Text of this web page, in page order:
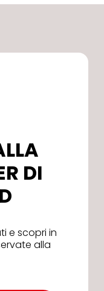
DI
e scopri in
alla